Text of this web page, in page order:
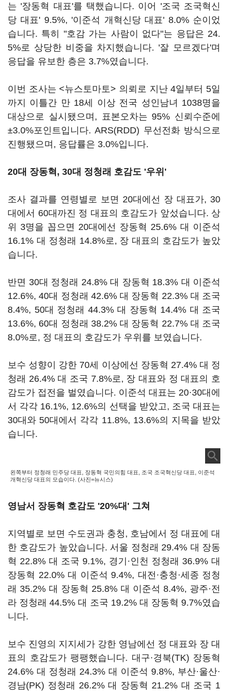
는 '장동혁 대표'를 택했습니다. 이어 '조국 조국혁신
당 대표' 9.5%, '이준석 개혁신당 대표' 8.0% 순이었
습니다. 특히 "호감 가는 사람이 없다"는 응답은 24.
5%로 상당한 비중을 차지했습니다. '잘 모르겠다'며
응답을 유보한 층은 3.7%였습니다.
이번 조사는 <뉴스토마토> 의뢰로 지난 4일부터 5일
까지 이틀간 만 18세 이상 전국 성인남녀 1038명을
대상으로 실시됐으며, 표본오차는 95% 신뢰수준에
±3.0%포인트입니다. ARS(RDD) 무선전화 방식으로
진행됐으며, 응답률은 3.0%입니다.
20대 장동혁, 30대 정청래 호감도 '우위'
조사 결과를 연령별로 보면 20대에선 장 대표가, 30
대에서 60대까진 정 대표의 호감도가 앞섰습니다. 상
위 3명을 꼽으면 20대에선 장동혁 25.6% 대 이준석
16.1% 대 정청래 14.8%로, 장 대표의 호감도가 높았
습니다.
반면 30대 정청래 24.8% 대 장동혁 18.3% 대 이준석
12.6%, 40대 정청래 42.6% 대 장동혁 22.3% 대 조국
8.4%, 50대 정청래 44.3% 대 장동혁 14.4% 대 조국
13.6%, 60대 정청래 38.2% 대 장동혁 22.7% 대 조국
8.0%로, 정 대표의 호감도가 우위를 보였습니다.
보수 성향이 강한 70세 이상에선 장동혁 27.4% 대 정
청래 26.4% 대 조국 7.8%로, 장 대표와 정 대표의 호
감도가 접전을 벌였습니다. 이준석 대표는 20·30대에
서 각각 16.1%, 12.6%의 선택을 받았고, 조국 대표는
30대와 50대에서 각각 11.8%, 13.6%의 지목을 받았
습니다.
왼쪽부터 정청래 민주당 대표, 장동혁 국민의힘 대표, 조국 조국혁신당 대표, 이준석
개혁신당 대표의 모습이다. (사진=뉴시스)
영남서 장동혁 호감도 '20%대' 그쳐
지역별로 보면 수도권과 충청, 호남에서 정 대표에 대
한 호감도가 높았습니다. 서울 정청래 29.4% 대 장동
혁 22.8% 대 조국 9.1%, 경기·인천 정청래 36.9% 대
장동혁 22.0% 대 이준석 9.4%, 대전·충청·세종 정청
래 35.2% 대 장동혁 25.8% 대 이준석 8.4%, 광주·전
라 정청래 44.5% 대 조국 19.2% 대 장동혁 9.7%였습
니다.
보수 진영의 지지세가 강한 영남에선 정 대표와 장 대
표의 호감도가 팽팽했습니다. 대구·경북(TK) 장동혁
24.6% 대 정청래 24.3% 대 이준석 9.8%, 부산·울산·
경남(PK) 정청래 26.2% 대 장동혁 21.2% 대 조국 1